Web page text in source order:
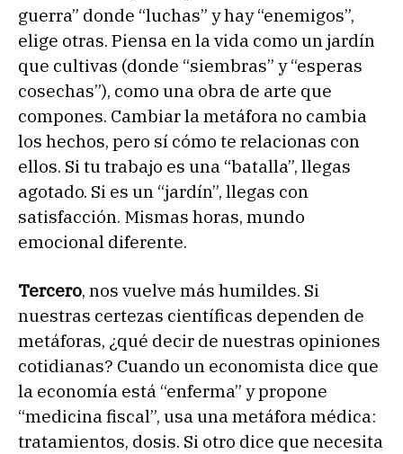
guerra” donde “luchas” y hay “enemigos”,
elige otras. Piensa en la vida como un jardín
que cultivas (donde “siembras” y “esperas
cosechas”), como una obra de arte que
compones. Cambiar la metáfora no cambia
los hechos, pero sí cómo te relacionas con
ellos. Si tu trabajo es una “batalla”, llegas
agotado. Si es un “jardín”, llegas con
satisfacción. Mismas horas, mundo
emocional diferente.
Tercero, nos vuelve más humildes. Si
nuestras certezas científicas dependen de
metáforas, ¿qué decir de nuestras opiniones
cotidianas? Cuando un economista dice que
la economía está “enferma” y propone
“medicina fiscal”, usa una metáfora médica:
tratamientos, dosis. Si otro dice que necesita